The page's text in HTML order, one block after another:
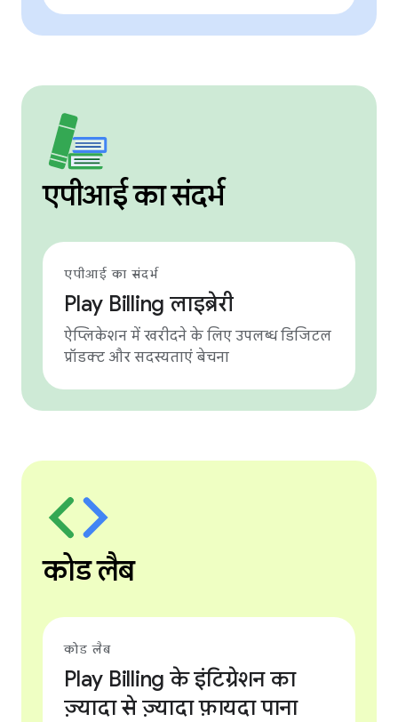
एपीआई का संदर्भ
एपीआई का संदर्भ
Play Billing लाइब्रेरी
ऐप्लिकेशन में खरीदने के लिए उपलब्ध डिजिटल
प्रॉडक्ट और सदस्यताएं बेचना
कोड लैब
कोड लैब
Play Billing के इंटिग्रेशन का
ज़्यादा से ज़्यादा फ़ायदा पाना